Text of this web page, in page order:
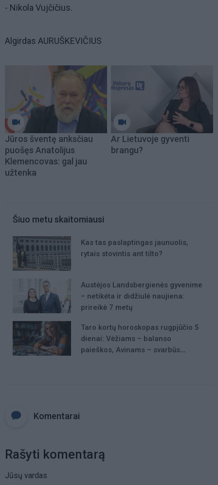
- Nikola Vujčičius.
Algirdas AURUŠKEVIČIUS
Jūros šventę anksčiau
puošęs Anatolijus
Klemencovas: gal jau
užtenka
Ar Lietuvoje gyventi
brangu?
Šiuo metu skaitomiausi
Kas tas paslaptingas jaunuolis,
rytais stovintis ant tilto?
Austėjos Landsbergienės gyvenime
– netikėta ir didžiulė naujiena:
prireikė 7 metų
Taro kortų horoskopas rugpjūčio 5
dienai: Vėžiams – balanso
paieškos, Avinams – svarbūs
Komentarai
Rašyti komentarą
Jūsų vardas